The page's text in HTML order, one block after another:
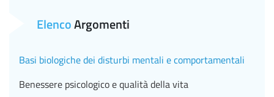
ElencoArgomenti
Basi biologiche dei disturbi mentali e comportamentali
Benessere psicologico e qualità della vita